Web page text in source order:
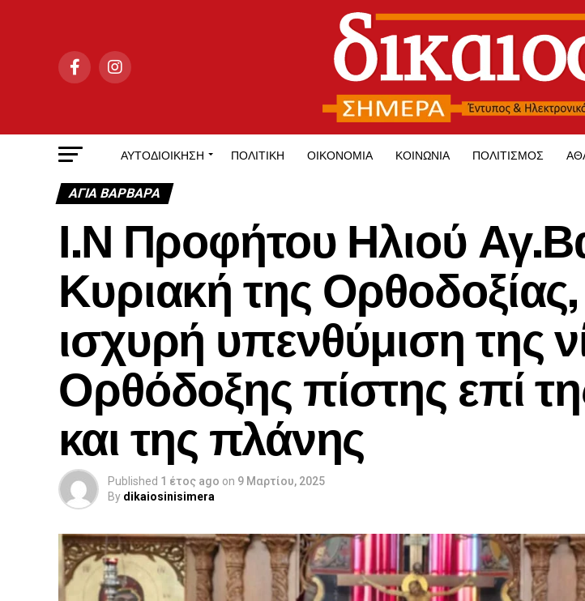
ΑΥΤΟΔΙΟΊΚΗΣΗ ΠΟΛΙΤΙΚΉ ΟΙΚΟΝΟΜΊΑ ΚΟΙΝΩΝΊΑ ΠΟΛΙΤΙΣΜΌΣ
ΑΓΙΑ ΒΑΡΒΑΡΑ
Ι.Ν Προφήτου Ηλιού
Κυριακή της Ορθοδοξίας,
ισχυρή υπενθύμιση της
Ορθόδοξης πίστης επί
και της πλάνης
Published 1 έτος ago on 9 Μαρτίου, 2025
By dikaiosinisimera